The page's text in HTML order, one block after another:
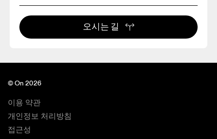
오시는 길
© On 2026
이용 약관
개인정보 처리방침
접근성